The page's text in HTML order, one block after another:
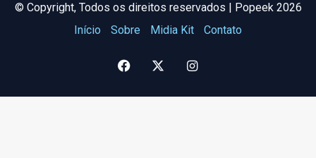
©️ Copyright, Todos os direitos reservados | Popeek 2026
Início
Sobre Midia Kit Contato
Facebook Instagram